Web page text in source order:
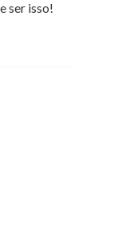
ser isso!